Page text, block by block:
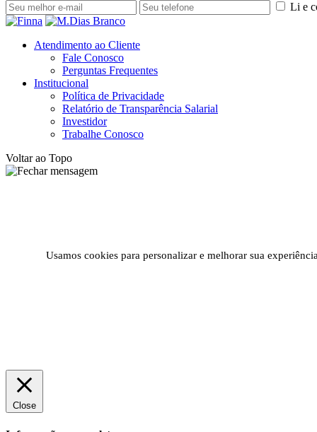
Li e
Atendimento ao Cliente
Fale Conosco
Perguntas Frequentes
Institucional
Política de Privacidade
Relatório de Transparência Salarial
Investidor
Trabalhe Conosco
Voltar ao Topo
Usamos cookies para personalizar e melhorar sua
Close